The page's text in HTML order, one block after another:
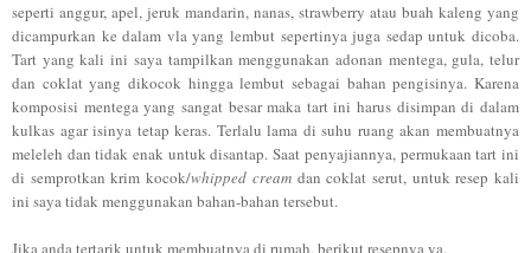
seperti anggur, apel, jeruk mandarin, nanas, strawberry atau buah kaleng yang
dicampurkan ke dalam vla yang lembut sepertinya juga sedap untuk dicoba.
Tart yang kali ini saya tampilkan menggunakan adonan mentega, gula, telur
dan coklat yang dikocok hingga lembut sebagai bahan pengisinya. Karena
komposisi mentega yang sangat besar maka tart ini harus disimpan di dalam
kulkas agar isinya tetap keras. Terlalu lama di suhu ruang akan membuatnya
meleleh dan tidak enak untuk disantap. Saat penyajiannya, permukaan tart ini
di semprotkan krim kocok/whipped creamdan coklat serut, untuk resep kali
ini saya tidak menggunakan bahan-bahan tersebut.
Jika anda tertarik untuk membuatnya di rumah, berikut resepnya ya.